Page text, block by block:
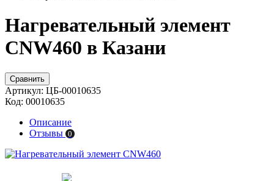
Нагревательный элемент
CNW460 в Казани
Сравнить
Артикул: ЦБ-00010635
Код: 00010635
Описание
Отзывы 0